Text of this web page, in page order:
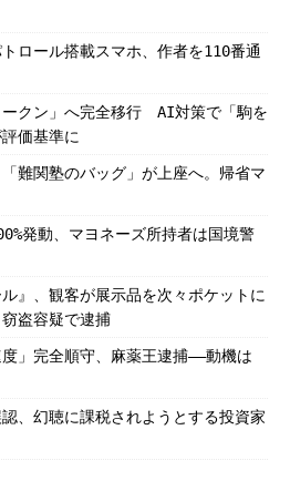
ロール搭載スマホ、作者を110番通
ークン」へ完全移行 AI対策で「駒を
価基準に
難関塾のバッグ」が上座へ。帰省マ
発動、マヨネーズ所持者は国境警
』、観客が展示品を次々ポケットに
盗容疑で逮捕
」完全順守、麻薬王逮捕――動機は
、幻聴に課税されようとする投資家